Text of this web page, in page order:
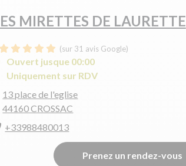
MIRETTES DE LAURETTE
(sur 31 avis Google)
Ouvert jusque 00:00
Uniquement sur RDV
13 place de l'eglise
44160 CROSSAC
+33988480013
Prenez un rendez-vous